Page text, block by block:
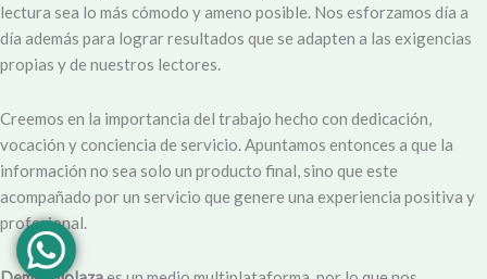
lectura sea lo más cómodo y ameno posible. Nos esforzamos día a
día además para lograr resultados que se adapten a las exigencias
propias y de nuestros lectores.
Creemos en la importancia del trabajo hecho con dedicación,
vocación y conciencia de servicio. Apuntamos entonces a que la
información no sea solo un producto final, sino que este
acompañado por un servicio que genere una experiencia positiva y
profesional.